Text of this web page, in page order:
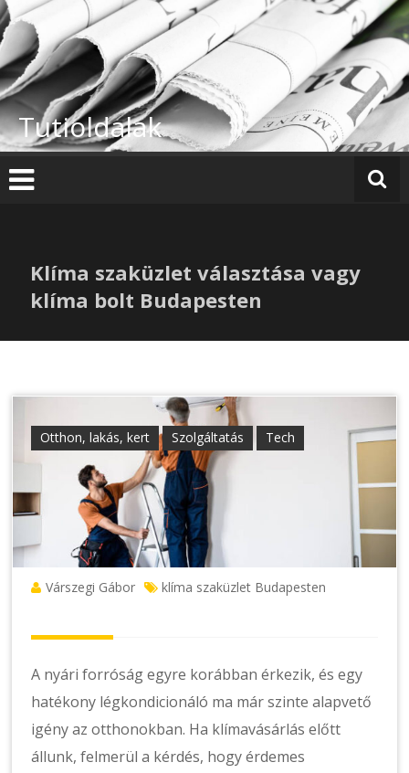
Skip
to
content
Tutioldalak
Klíma szaküzlet választása vagy
klíma bolt Budapesten
Otthon, lakás, kert Szolgáltatás Tech
Várszegi Gábor klíma szaküzlet Budapesten
A nyári forróság egyre korábban érkezik, és egy
hatékony légkondicionáló ma már szinte alapvető
igény az otthonokban. Ha klímavásárlás előtt
állunk, felmerül a kérdés, hogy érdemes